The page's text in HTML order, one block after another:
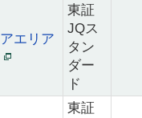
アエリア
東証
JQス
タン
ダー
ド
東証